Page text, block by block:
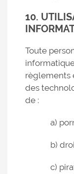
10.
Toute
règlements
des
de :
a)
b)
c)